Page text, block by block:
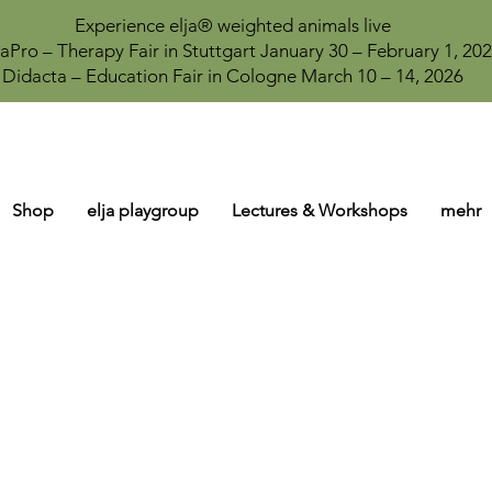
Experience elja® weighted animals live
– Therapy Fair in Stuttgart January 30 – February 1,
Didacta – Education Fair in Cologne March 10 – 14, 2026
Shop elja playgroup Lectures & Workshops mehr